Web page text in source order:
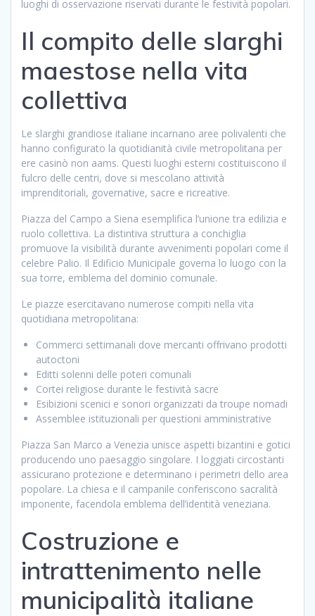
luoghi di osservazione riservati durante le festività popolari.
Il compito delle slarghi
maestose nella vita
collettiva
Le slarghi grandiose italiane incarnano aree polivalenti che
hanno configurato la quotidianità civile metropolitana per
ere casinò non aams. Questi luoghi esterni costituiscono il
fulcro delle centri, dove si mescolano attività
imprenditoriali, governative, sacre e ricreative.
Piazza del Campo a Siena esemplifica l’unione tra edilizia e
ruolo collettiva. La distintiva struttura a conchiglia
promuove la visibilità durante avvenimenti popolari come il
celebre Palio. Il Edificio Municipale governa lo luogo con la
sua torre, emblema del dominio comunale.
Le piazze esercitavano numerose compiti nella vita
quotidiana metropolitana:
Commerci settimanali dove mercanti offrivano prodotti
autoctoni
Editti solenni delle poteri comunali
Cortei religiose durante le festività sacre
Esibizioni scenici e sonori organizzati da troupe nomadi
Assemblee istituzionali per questioni amministrative
Piazza San Marco a Venezia unisce aspetti bizantini e gotici
producendo uno paesaggio singolare. I loggiati circostanti
assicurano protezione e determinano i perimetri dello area
popolare. La chiesa e il campanile conferiscono sacralità
imponente, facendola emblema dell’identità veneziana.
Costruzione e
intrattenimento nelle
municipalità italiane